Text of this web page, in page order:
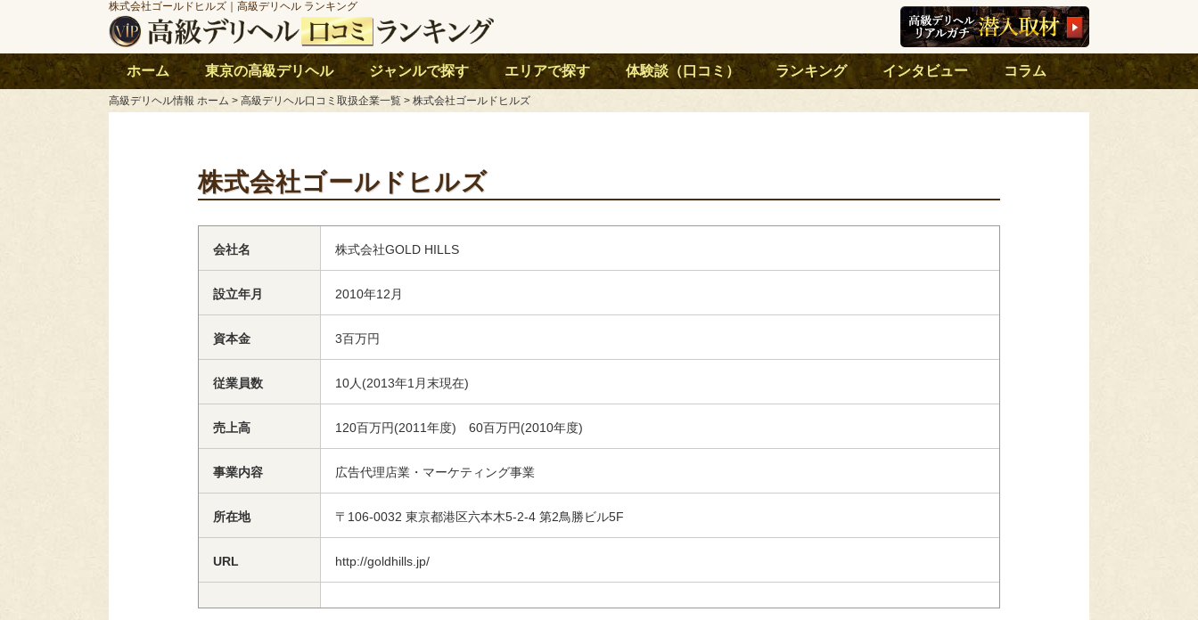
株式会社ゴールドヒルズ｜高級デリヘル ランキング
ホーム 東京の高級デリヘル ジャンルで探す エリアで探す 体験談（口コミ） ランキング インタビュー コラム
高級デリヘル情報 ホーム > 高級デリヘル口コミ取扱企業一覧 > 株式会社ゴールドヒルズ
株式会社ゴールドヒルズ
会社名 株式会社GOLD HILLS
設立年月 2010年12月
資本金 3百万円
従業員数 10人(2013年1月末現在)
売上高 120百万円(2011年度) 60百万円(2010年度)
事業内容 広告代理店業・マーケティング事業
所在地 〒106-0032 東京都港区六本木5-2-4 第2鳥勝ビル5F
URL http://goldhills.jp/